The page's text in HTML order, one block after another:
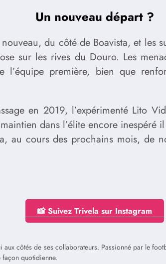
Un nouveau départ ?
du côté de Boavista, et les
sur les rives du Douro. Les
l’équipe première, bien que
en 2019, l’expérimenté Lito
dans l’élite encore inespéré
au cours des prochains mois, de
📸 Suivez Trivela sur Instagram
côtés de ses collaborateurs. Passionné par le
façon quotidienne.